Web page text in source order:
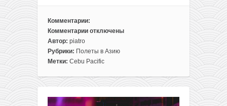
Комментарии:
Комментарии
к
записи
Распродажа
Pacific:
—
отключены
Автор: piatro
Рубрики: Полеты в Азию
Метки: Cebu Pacific